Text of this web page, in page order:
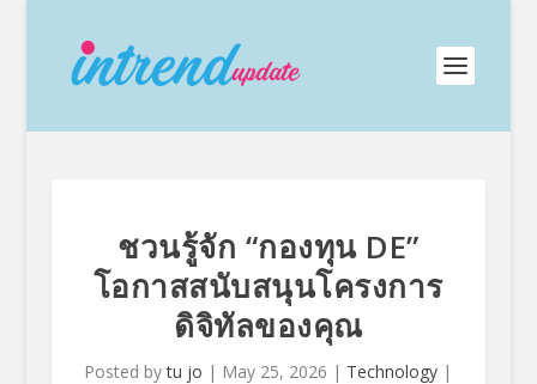
ชวนรู้จัก “กองทุน DE”
โอกาสสนับสนุนโครงการ
ดิจิทัลของคุณ
Posted bytu jo | May 25, 2026 | Technology |